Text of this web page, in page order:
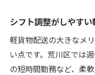
シフト調整がしやす
軽貨物配送の大きなメ
い点です。荒川区では
の短時間勤務など、柔